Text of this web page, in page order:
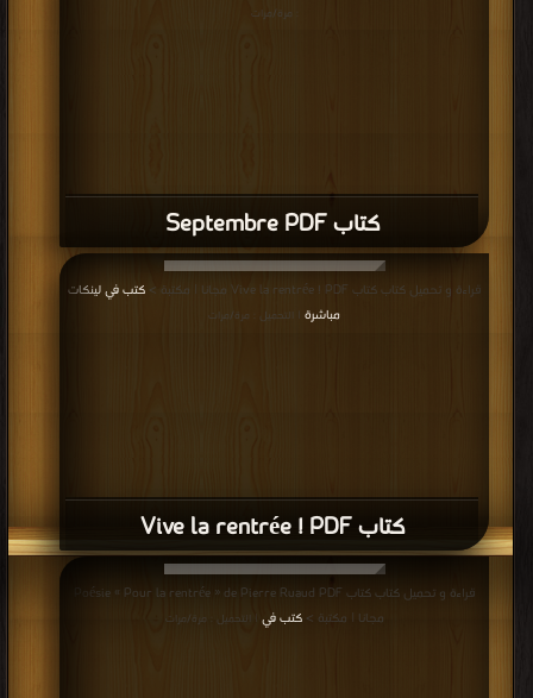
كتاب Septembre PDF
: مرة/مرات
كتاب Vive la rentrée ! PDF
قراءة و تحميل كتاب كتاب Vive la rentrée ! PDF مجانا | مكتبة >
كتب في لينكات
مباشرة
| التحميل : مرة/مرات
قراءة و تحميل كتاب كتاب Poésie « Pour la rentrée » de Pierre Ruaud PDF
مجانا | مكتبة >كتب في | التحميل : مرة/مرات